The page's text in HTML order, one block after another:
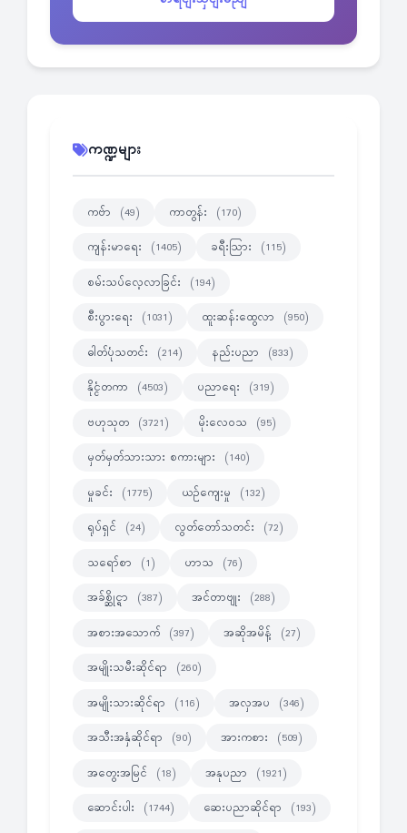
ကဏ္ဍများ
ကဗ်ာ (49) ကာတွန်း (170)
ကျန်းမာရေး (1405) ခရီးသြား (115)
စမ်းသပ်လေ့လာခြင်း (194)
စီးပွားရေး (1031) ထူးဆန်းထွေလာ (950)
ဓါတ်ပုံသတင်း (214) နည်းပညာ (833)
နိုင္ငံတကာ (4503) ပညာရေး (319)
ဗဟုသုတ (3721) မိုးလေဝသ (95)
မှတ်မှတ်သားသား စကားများ (140)
မှုခင်း (1775) ယဉ်ကျေးမှု (132)
ရုပ်ရှင် (24) လွတ်တော်သတင်း (72)
သရော်စာ (1) ဟာသ (76)
အခ်စ္ဆိုင္ရာ (387) အင်တာဗျုး (288)
အစားအသောက် (397) အဆိုအမိန့် (27)
အမျိုးသမီးဆိုင်ရာ (260)
အမျိုးသားဆိုင်ရာ (116) အလှအပ (346)
အသီးအနှံဆိုင်ရာ (90) အားကစား (509)
အတွေးအမြင် (18) အနုပညာ (1921)
ဆောင်းပါး (1744) ဆေးပညာဆိုင်ရာ (193)